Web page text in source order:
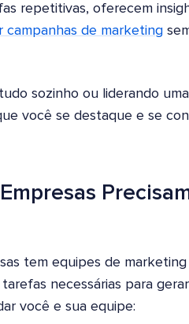
repetitivas, oferecem
campanhas de marketing
sozinho ou liderando
você se destaque e se
tem equipes de
necessárias para
você e sua equipe: